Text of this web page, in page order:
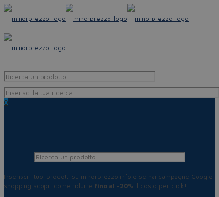
0
Inserisci i tuoi prodotti su minorprezzo.info e se hai campagne Google
shopping scopri come ridurre fino al -20% il costo per click!